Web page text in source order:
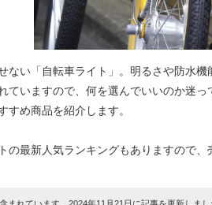
ない「自転車ライト」。明るさや防水
ていますので、何を選んでいいのか迷
すめ商品を紹介します。
の最新人気ランキングもありますので